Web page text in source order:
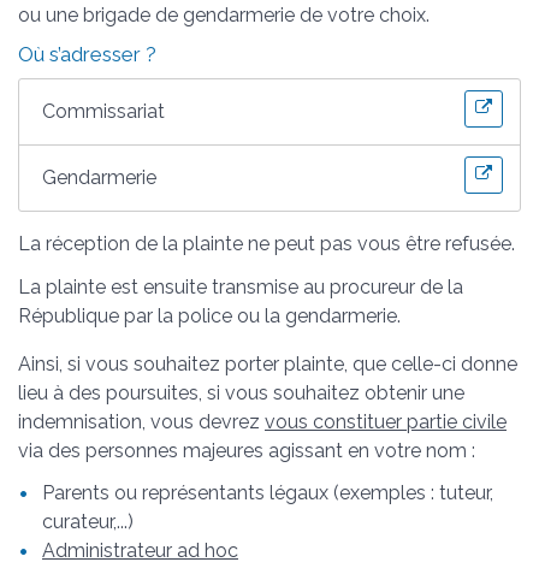
ou une brigade de gendarmerie de votre choix.
Où s’adresser ?
Commissariat
Gendarmerie
La réception de la plainte ne peut pas vous être refusée.
La plainte est ensuite transmise au procureur de la
République par la police ou la gendarmerie.
Ainsi, si vous souhaitez porter plainte, que celle-ci donne
lieu à des poursuites, si vous souhaitez obtenir une
indemnisation, vous devrez vous constituer partie civile
via des personnes majeures agissant en votre nom :
Parents ou représentants légaux (exemples : tuteur,
curateur,...)
Administrateur ad hoc